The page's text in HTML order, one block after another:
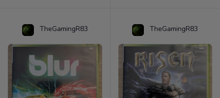
TheGamingR83 TheGamingR83